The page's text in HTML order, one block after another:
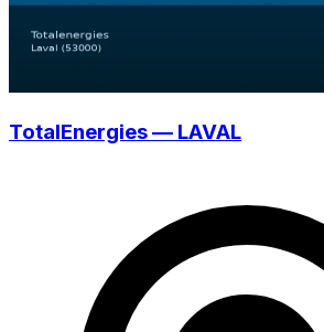
TotalEnergies — LAVAL